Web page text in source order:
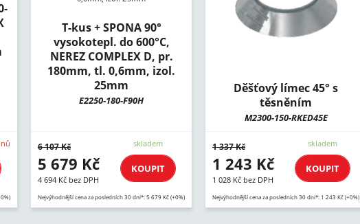
T-kus + SPONA 90°
vysokotepl. do 600°C,
NEREZ COMPLEX D, pr.
180mm, tl. 0,6mm, izol.
25mm
E2250-180-F90H
6 107 Kč
5 679 Kč
4 694 Kč bez DPH
skladem
KOUPIT
Nejvýhodnější cena za posledních 30 dní*: 5 679 Kč (+0%)
Děšťový límec 45° s
těsněním
M2300-150-RKED45E
1 337 Kč
1 243 Kč
1 028 Kč bez DPH
skladem
KOUPIT
Nejvýhodnější cena za posledních 30 dní*: 1 243 Kč (+0%)